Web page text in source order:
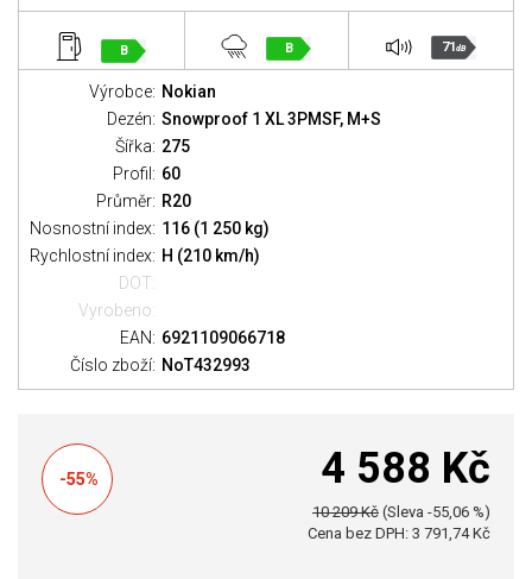
B B 71dB
Výrobce: Nokian
Dezén: Snowproof 1 XL 3PMSF, M+S
Šířka: 275
Profil: 60
Průměr: R20
Nosnostní index: 116 (1 250 kg)
Rychlostní index: H (210 km/h)
DOT:
Vyrobeno:
EAN: 6921109066718
Číslo zboží: NoT432993
-55% 4 588 Kč
10 209 Kč (Sleva -55,06 %)
Cena bez DPH: 3 791,74 Kč